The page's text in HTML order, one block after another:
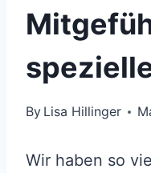
By Lisa Hillinger
Wir haben so